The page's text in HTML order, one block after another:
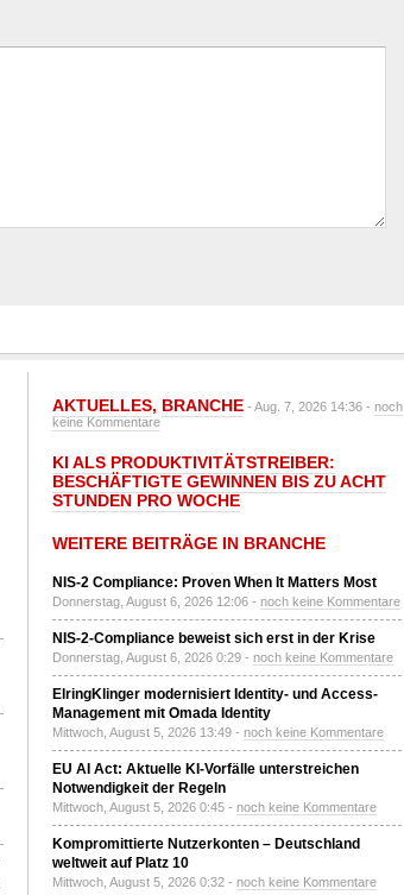
AKTUELLES, BRANCHE - Aug. 7, 2026 14:36 - noch
keine Kommentare
KI ALS PRODUKTIVITÄTSTREIBER:
BESCHÄFTIGTE GEWINNEN BIS ZU ACHT
STUNDEN PRO WOCHE
WEITERE BEITRÄGE IN BRANCHE
NIS-2 Compliance: Proven When It Matters Most
Donnerstag, August 6, 2026 12:06 - noch keine Kommentare
NIS-2-Compliance beweist sich erst in der Krise
Donnerstag, August 6, 2026 0:29 - noch keine Kommentare
ElringKlinger modernisiert Identity- und Access-
Management mit Omada Identity
Mittwoch, August 5, 2026 13:49 - noch keine Kommentare
EU AI Act: Aktuelle KI-Vorfälle unterstreichen
Notwendigkeit der Regeln
Mittwoch, August 5, 2026 0:45 - noch keine Kommentare
Kompromittierte Nutzerkonten – Deutschland
weltweit auf Platz 10
Mittwoch, August 5, 2026 0:32 - noch keine Kommentare